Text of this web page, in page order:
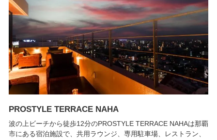
PROSTYLE TERRACE NAHA
波の上ビーチから徒歩12分のPROSTYLE TERRACE NAHAは那覇
市にある宿泊施設で、共用ラウンジ、専用駐車場、レストラン、